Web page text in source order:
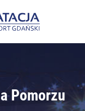
Pomorzu